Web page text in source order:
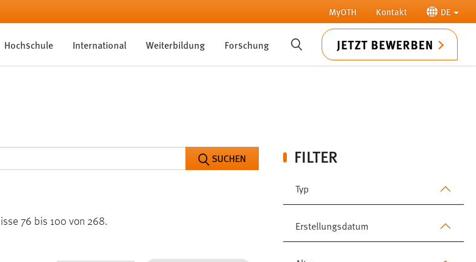
MyOTH Kontakt DE
Hochschule International Weiterbildung Forschung SUCHE JETZT BEWERBEN
FILTER
Typ
Erstellungsdatum
SUCHEN
76 bis 100 von 268.